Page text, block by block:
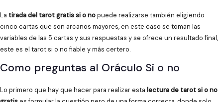
La tirada del tarot gratis si o nopuede realizarse también eligiendo
cinco cartas que son arcanos mayores, en este caso se toman las
variables de las 5 cartas y sus respuestas y se ofrece un resultado final,
este es el tarot si o no fiable y más certero.
Como preguntas al Oráculo Si o no
Lo primero que hay que hacer para realizar esta lectura de tarot si o no